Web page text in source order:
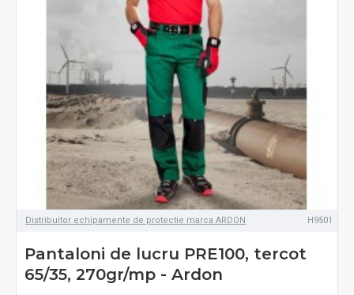
Distribuitor echipamente de protectie marca ARDON H9501
Pantaloni de lucru PRE100, tercot
65/35, 270gr/mp - Ardon